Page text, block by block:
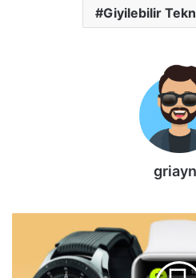
Giyilebilir
Performans
Ürünleri